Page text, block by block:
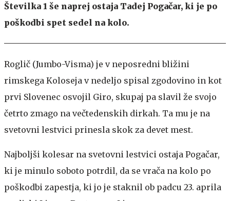
Številka 1 še naprej ostaja Tadej Pogačar, ki je po
poškodbi spet sedel na kolo.
Roglič (Jumbo-Visma) je v neposredni bližini
rimskega Koloseja v nedeljo spisal zgodovino in kot
prvi Slovenec osvojil Giro, skupaj pa slavil že svojo
četrto zmago na večtedenskih dirkah. Ta mu je na
svetovni lestvici prinesla skok za devet mest.
Najboljši kolesar na svetovni lestvici ostaja Pogačar,
ki je minulo soboto potrdil, da se vrača na kolo po
poškodbi zapestja, ki jo je staknil ob padcu 23. aprila